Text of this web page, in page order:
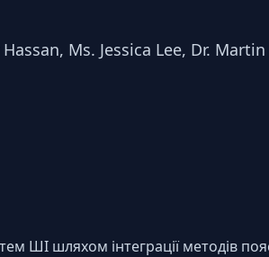
Ms. Jessica Lee, Dr.
ШІ шляхом інтеграції методів